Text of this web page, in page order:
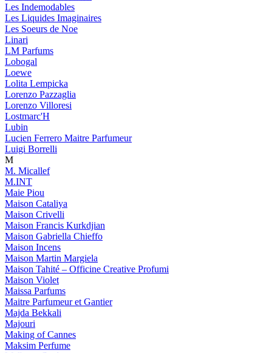
Les Indemodables
Les Liquides Imaginaires
Les Soeurs de Noe
Linari
LM Parfums
Lobogal
Loewe
Lolita Lempicka
Lorenzo Pazzaglia
Lorenzo Villoresi
Lostmarc'H
Lubin
Lucien Ferrero Maitre Parfumeur
Luigi Borrelli
M
M. Micallef
M.INT
Maie Piou
Maison Cataliya
Maison Crivelli
Maison Francis Kurkdjian
Maison Gabriella Chieffo
Maison Incens
Maison Martin Margiela
Maison Tahité – Officine Creative Profumi
Maison Violet
Maissa Parfums
Maitre Parfumeur et Gantier
Majda Bekkali
Majouri
Making of Cannes
Maksim Perfume